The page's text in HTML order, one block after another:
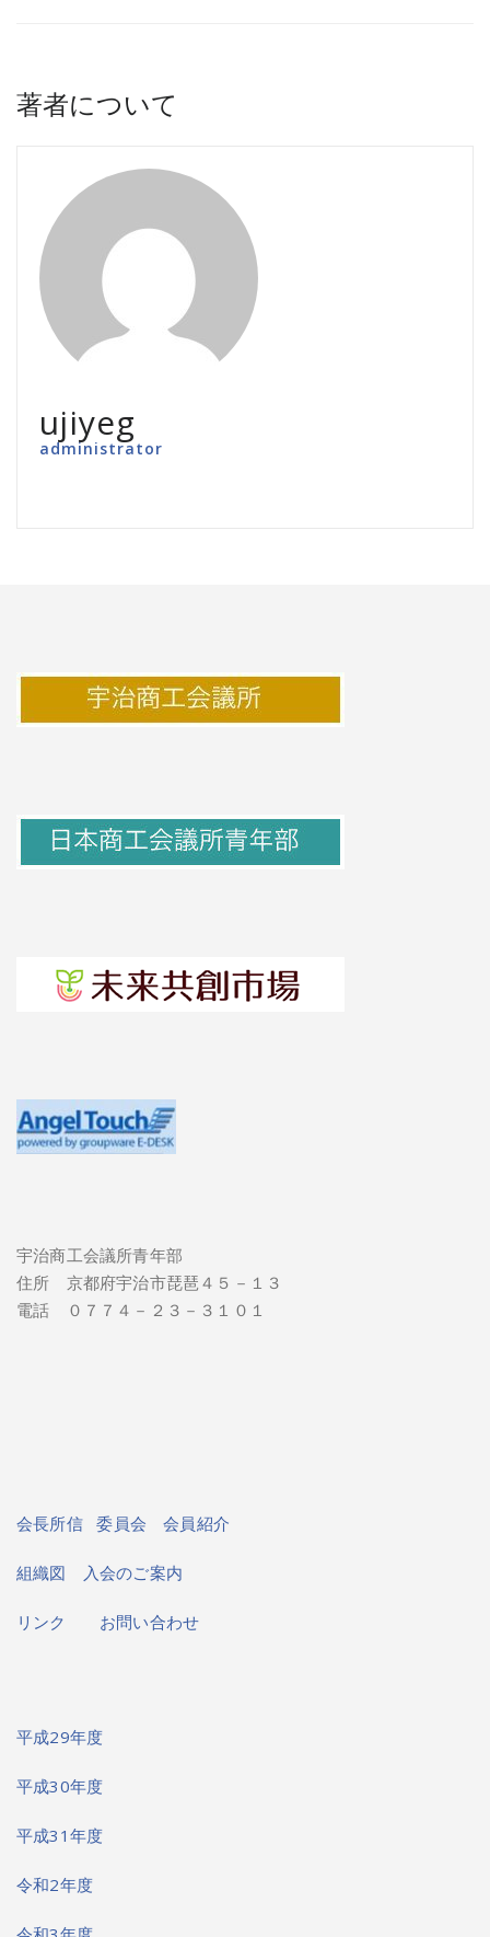
著者について
ujiyeg
administrator
宇治商工会議所青年部
住所 京都府宇治市琵琶４５－１３
電話 ０７７４－２３－３１０１
会長所信 委員会会員紹介
組織図 入会のご案内
リンク お問い合わせ
平成29年度
平成30年度
平成31年度
令和2年度